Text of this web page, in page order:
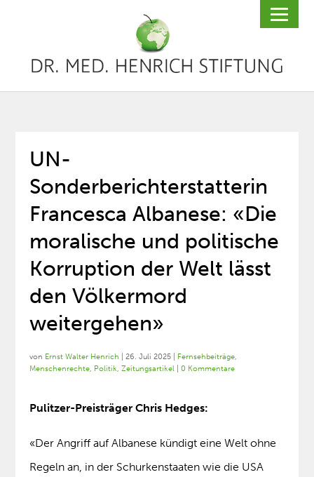
UN-
Sonderberichterstatterin
Francesca Albanese: «Die
moralische und politische
Korruption der Welt lässt
den Völkermord
weitergehen»
von Ernst Walter Henrich |26. Juli 2025 Fernsehbeiträge,
Menschenrechte, Politik,Zeitungsartikel |0 Kommentare
Pulitzer-Preisträger Chris Hedges:
«Der Angriff auf Albanese kündigt eine Welt ohne
Regeln an, in der Schurkenstaaten wie die USA